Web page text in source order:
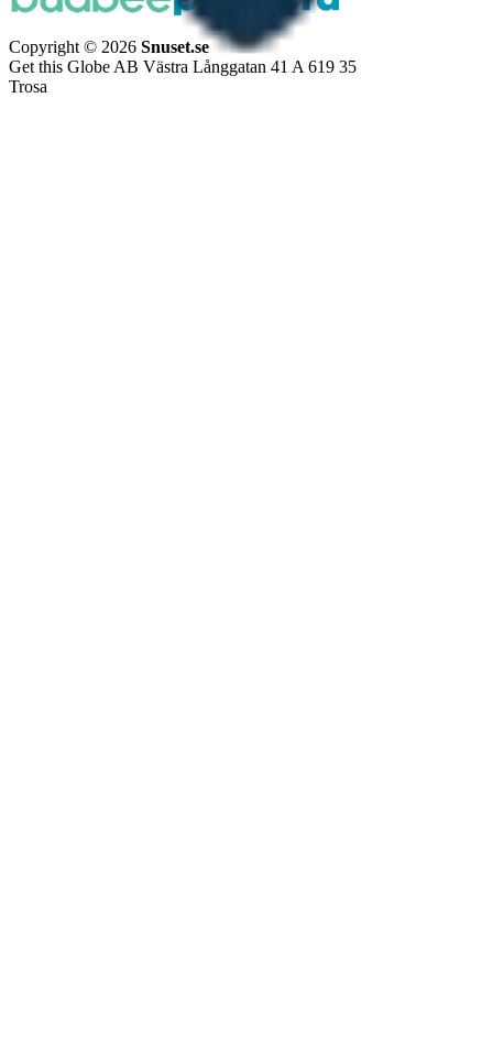
Copyright © 2026 Snuset.se
Get this Globe AB Västra Långgatan 41 A 619 35
Trosa